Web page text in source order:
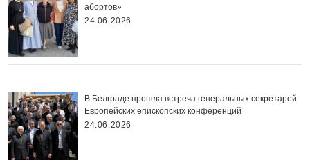
абортов»
24.06.2026
В Белграде прошла встреча генеральных секретарей
Европейских епископских конференций
24.06.2026